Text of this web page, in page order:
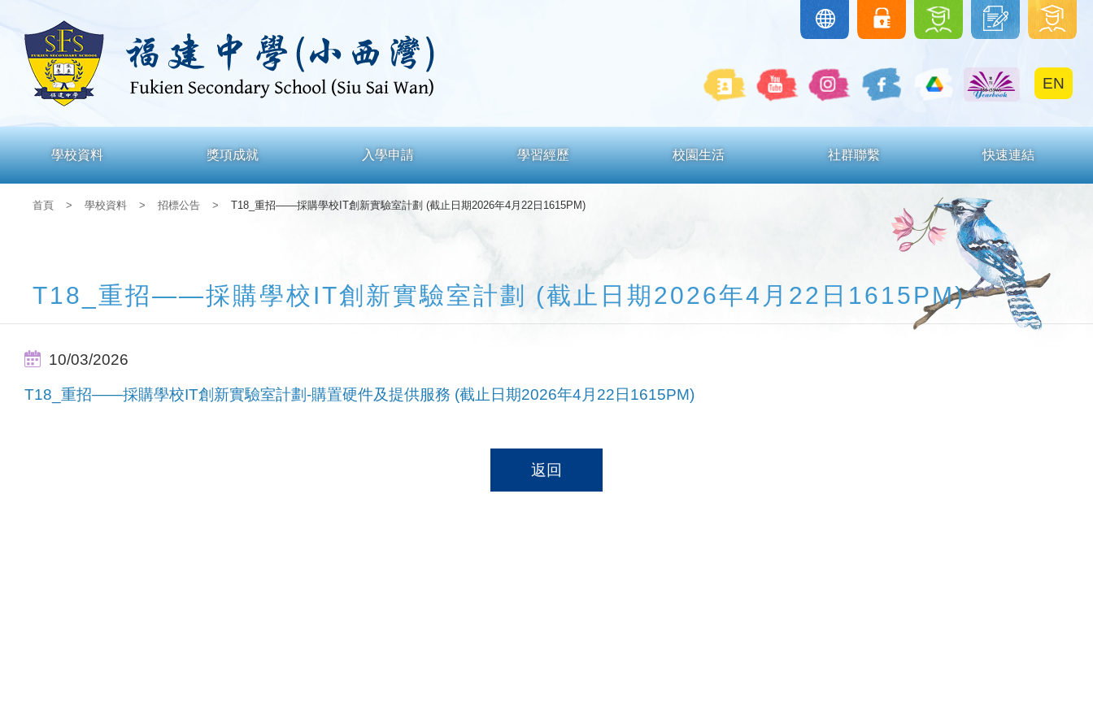
學
生
區
下
載
圖
書
eClass
Google
Classroom
EN
學校資料 獎項成就 入學申請 學習經歷 校園生活 社群聯繫 快速連結
首頁 > 學校資料 > 招標公告 > T18_重招——採購學校IT創新實驗室計劃 (截止日期2026年4月22日1615PM)
T18_重招——採購學校IT創新實驗室計劃 (截止日期2026年4月22日1615PM)
10/03/2026
T18_重招——採購學校IT創新實驗室計劃-購置硬件及提供服務 (截止日期2026年4月22日1615PM)
返回